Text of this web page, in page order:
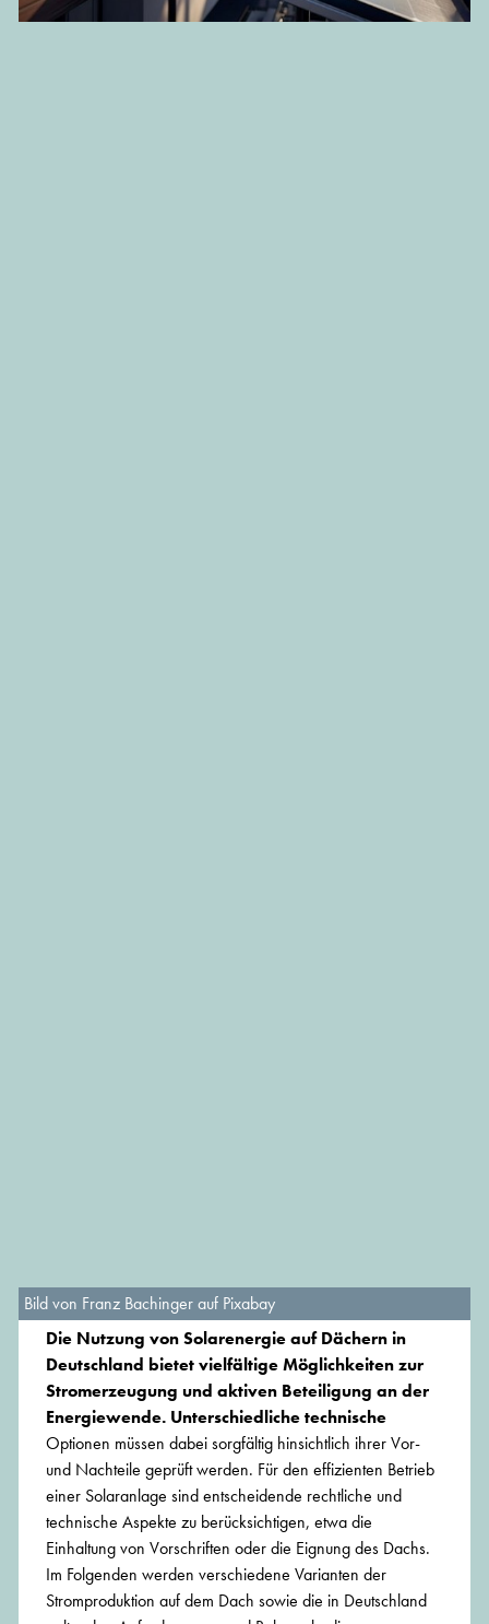
Bild von Franz Bachinger auf Pixabay
Die Nutzung von Solarenergie auf Dächern in
Deutschland bietet vielfältige Möglichkeiten zur
Stromerzeugung und aktiven Beteiligung an der
Energiewende. Unterschiedliche technische
Optionen müssen dabei sorgfältig hinsichtlich ihrer Vor-
und Nachteile geprüft werden. Für den effizienten Betrieb
einer Solaranlage sind entscheidende rechtliche und
technische Aspekte zu berücksichtigen, etwa die
Einhaltung von Vorschriften oder die Eignung des Dachs.
Im Folgenden werden verschiedene Varianten der
Stromproduktion auf dem Dach sowie die in Deutschland